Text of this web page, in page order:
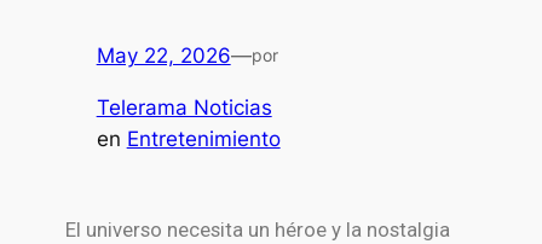
May 22, 2026—por
Telerama Noticias
en Entretenimiento
El universo necesita un héroe y la nostalgia